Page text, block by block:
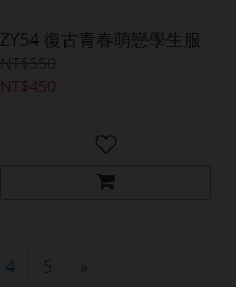
ZY54 復古青春萌戀學生服
NT$450
4 5 »